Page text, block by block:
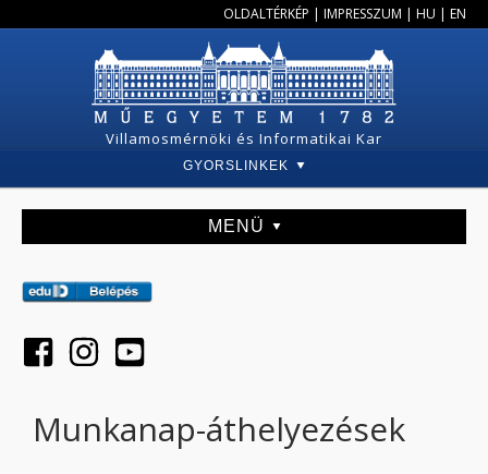
OLDALTÉRKÉP | IMPRESSZUM | HU | EN
Villamosmérnöki és Informatikai Kar
GYORSLINKEK
MENÜ
Munkanap-áthelyezések